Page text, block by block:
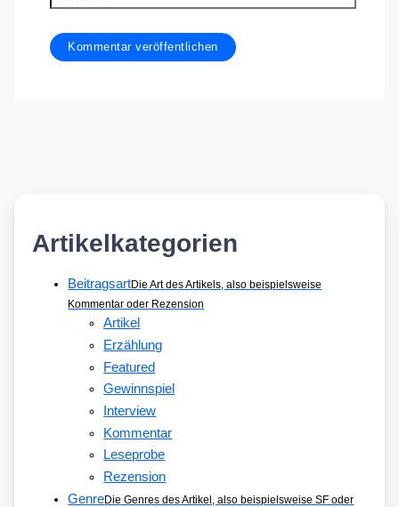
Artikelkategorien
BeitragsartDie Art des Artikels, also beispielsweise
Kommentar oder Rezension
Artikel
Erzählung
Featured
Gewinnspiel
Interview
Kommentar
Leseprobe
Rezension
GenreDie Genres des Artikel, also beispielsweise SF oder